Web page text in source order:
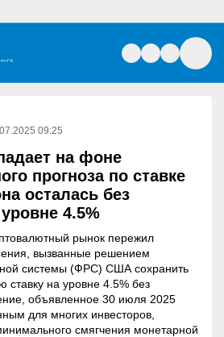
09:25
на фоне
прогноза по ставке
осталась без
4.5%
рынок пережил
вызванные решением
системы (ФРС) США сохранить
ставку на уровне 4.5% без
объявленное 30 июля 2025
для многих инвесторов,
смягчения монетарной